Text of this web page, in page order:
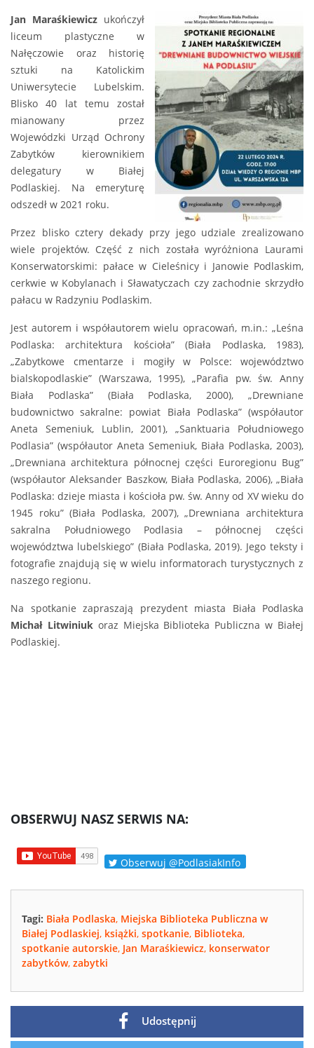
Jan Maraśkiewicz ukończył
liceum plastyczne w
Nałęczowie oraz historię
sztuki na Katolickim
Uniwersytecie Lubelskim.
Blisko 40 lat temu został
mianowany przez
Wojewódzki Urząd Ochrony
Zabytków kierownikiem
delegatury w Białej
Podlaskiej. Na emeryturę
odszedł w 2021 roku.
Przez blisko cztery dekady przy jego udziale zrealizowano
wiele projektów. Część z nich została wyróżniona Laurami
Konserwatorskimi: pałace w Cieleśnicy i Janowie Podlaskim,
cerkwie w Kobylanach i Sławatyczach czy zachodnie skrzydło
pałacu w Radzyniu Podlaskim.
Jest autorem i współautorem wielu opracowań, m.in.: „Leśna
Podlaska: architektura kościoła” (Biała Podlaska, 1983),
„Zabytkowe cmentarze i mogiły w Polsce: województwo
bialskopodlaskie” (Warszawa, 1995), „Parafia pw. św. Anny
Biała Podlaska” (Biała Podlaska, 2000), „Drewniane
budownictwo sakralne: powiat Biała Podlaska” (współautor
Aneta Semeniuk, Lublin, 2001), „Sanktuaria Południowego
Podlasia” (współautor Aneta Semeniuk, Biała Podlaska, 2003),
„Drewniana architektura północnej części Euroregionu Bug”
(współautor Aleksander Baszkow, Biała Podlaska, 2006), „Biała
Podlaska: dzieje miasta i kościoła pw. św. Anny od XV wieku do
1945 roku” (Biała Podlaska, 2007), „Drewniana architektura
sakralna Południowego Podlasia – północnej części
województwa lubelskiego” (Biała Podlaska, 2019). Jego teksty i
fotografie znajdują się w wielu informatorach turystycznych z
naszego regionu.
Na spotkanie zapraszają prezydent miasta Biała Podlaska
Michał Litwiniukoraz Miejska Biblioteka Publiczna w Białej
Podlaskiej.
OBSERWUJ NASZ SERWIS NA:
Obserwuj @PodlasiakInfo
Tagi: Biała Podlaska, Miejska Biblioteka Publiczna w
Białej Podlaskiej, książki, spotkanie, Biblioteka,
spotkanie autorskie, Jan Maraśkiewicz, konserwator
zabytków, zabytki
Udostępnij